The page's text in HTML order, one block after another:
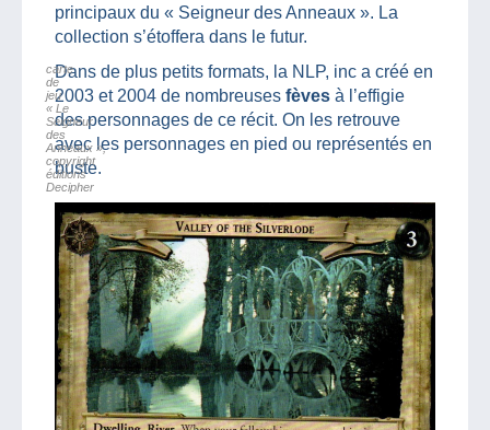
principaux du « Seigneur des Anneaux ». La
collection s’étoffera dans le futur.
Dans de plus petits formats, la NLP, inc a créé en
2003 et 2004 de nombreuses fèves à l’effigie
des personnages de ce récit. On les retrouve
avec les personnages en pied ou représentés en
buste.
carte
de
jeu
« Le
Seigneur
des
Anneaux »,
copyright
éditions
Decipher